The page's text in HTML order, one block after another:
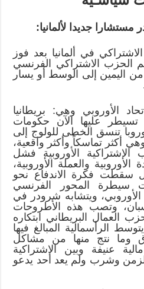
في ألمانيا بعد فوز
الحزب الاشتراكي الفرنسي
اليمين إلى الوسط أو يسار
الأوروبي وهي: بريطانيا
تسيطر عليها الآن حكومات
تنسق الخطى للولوج إلى
أكثر تماسكاً وأكثر واقعية،
الاشتراكية الأوروبية فشل
الأوروبية والعملة الأوروبية،
فكرة الاندفاع نحو
سيطرة المحور الفرنسي
الأوروبي، ويتشابه شرودر في
وتصب هذه الأطروحات
العمال البريطاني ابتكاره
الرأسمالية المبالغ فيها
وما نتج منها من مشاكل
عنيفة وبين الاشتراكية
الزمن وشرب ولم يعد أحد يدعو